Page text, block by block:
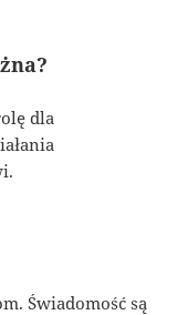
dla
Świadomość są